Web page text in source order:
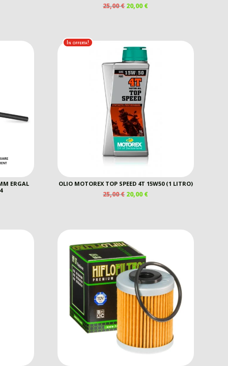
25,00€ IL
25,00 €.
20,00€IL
20,00 €.
ERGAL
In offerta!
OLIO MOTOREX TOP SPEED 4T 15W50 (1 LITRO)
25,00€ IL
25,00 €.
20,00€IL
20,00 €.